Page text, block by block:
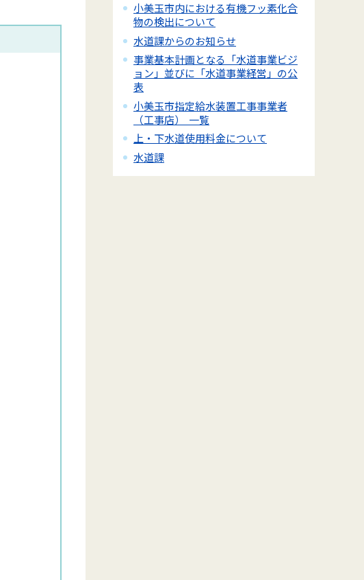
小美玉市内における有機フッ素化合
物の検出について
水道課からのお知らせ
事業基本計画となる「水道事業ビジ
ョン」並びに「水道事業経営」の公
表
小美玉市指定給水装置工事事業者
（工事店） 一覧
上・下水道使用料金について
水道課